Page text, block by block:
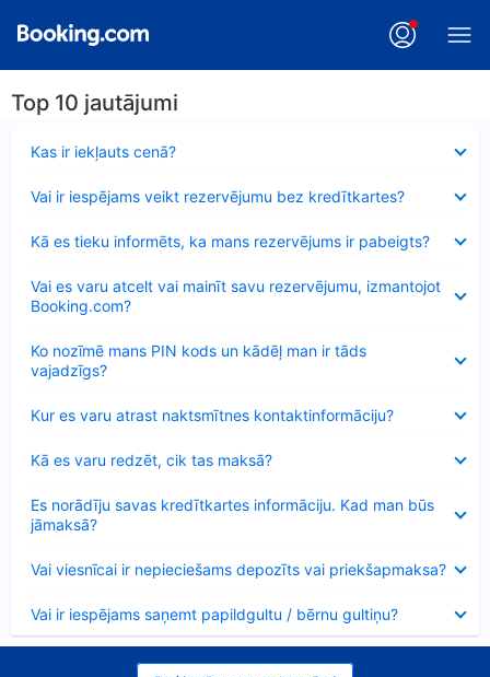
Top 10 jautājumi
Kas ir iekļauts cenā?
Vai ir iespējams veikt rezervējumu bez kredītkartes?
Kā es tieku informēts, ka mans rezervējums ir pabeigts?
Vai es varu atcelt vai mainīt savu rezervējumu, izmantojot
Booking.com?
Ko nozīmē mans PIN kods un kādēļ man ir tāds
vajadzīgs?
Kur es varu atrast naktsmītnes kontaktinformāciju?
Kā es varu redzēt, cik tas maksā?
Es norādīju savas kredītkartes informāciju. Kad man būs
jāmaksā?
Vai viesnīcai ir nepieciešams depozīts vai priekšapmaksa?
Vai ir iespējams saņemt papildgultu / bērnu gultiņu?